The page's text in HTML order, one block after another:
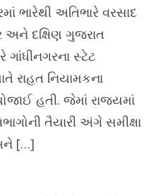
ભારેથી અતિભારે વરસાદ
અને દક્ષિણ ગુજરાત
ગાંધીનગરના સ્ટેટ
રાહત નિયામકના
હતી. જેમાં રાજ્યમાં
તૈયારી અંગે સમીક્ષા
[…]